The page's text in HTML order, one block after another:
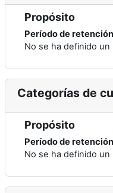
Propósito
Período de retención
No se ha definido
Categorías de
Propósito
Período de retención
No se ha definido